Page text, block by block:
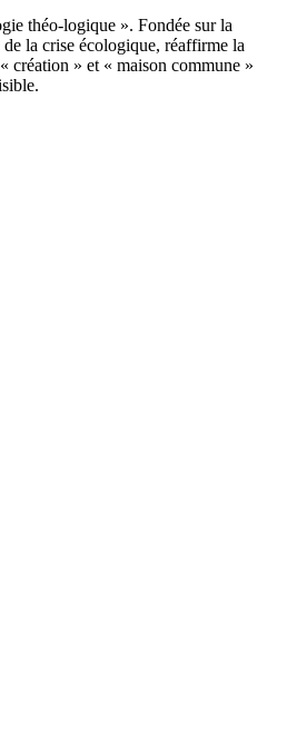
théo-logique ». Fondée sur la
la crise écologique, réaffirme la
création » et « maison commune »